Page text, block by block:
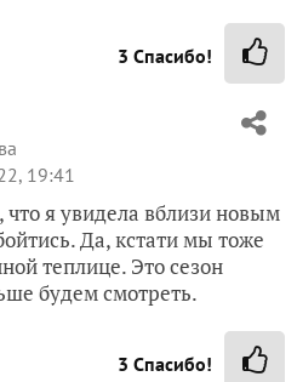
3 Спасибо!
19:41
я увидела вблизи новым
Да, кстати мы тоже
теплице. Это сезон
будем смотреть.
3 Спасибо!